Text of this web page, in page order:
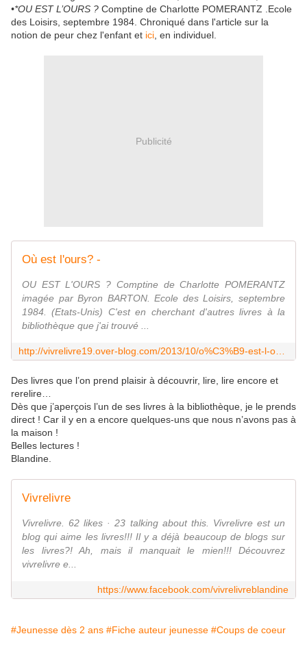
•*OU EST L’OURS ? Comptine de Charlotte POMERANTZ .Ecole
des Loisirs, septembre 1984. Chroniqué dans l'article sur la
notion de peur chez l'enfant et ici , en individuel.
Publicité
Où est l'ours? -
OU EST L'OURS ? Comptine de Charlotte POMERANTZ
imagée par Byron BARTON. Ecole des Loisirs, septembre
1984. (Etats-Unis) C'est en cherchant d'autres livres à la
bibliothèque que j'ai trouvé ...
Des livres que l’on prend plaisir à découvrir, lire, lire encore et
rerelire…
Dès que j’aperçois l’un de ses livres à la bibliothèque, je le prends
direct ! Car il y en a encore quelques-uns que nous n’avons pas à
la maison !
Belles lectures !
Blandine.
Vivrelivre
Vivrelivre. 62 likes · 23 talking about this. Vivrelivre est un
blog qui aime les livres!!! Il y a déjà beaucoup de blogs sur
les livres?! Ah, mais il manquait le mien!!! Découvrez
vivrelivre e...
https://www.facebook.com/vivrelivreblandine
#Jeunesse dès 2 ans #Fiche auteur jeunesse #Coups de coeur